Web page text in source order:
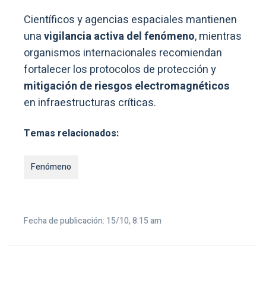
Científicos y agencias espaciales mantienen
unavigilancia activa del fenómeno, mientras
organismos internacionales recomiendan
fortalecer los protocolos de protección y
mitigación de riesgos electromagnéticos
en infraestructuras críticas.
Temas relacionados:
Fenómeno
Fecha de publicación: 15/10, 8:15 am